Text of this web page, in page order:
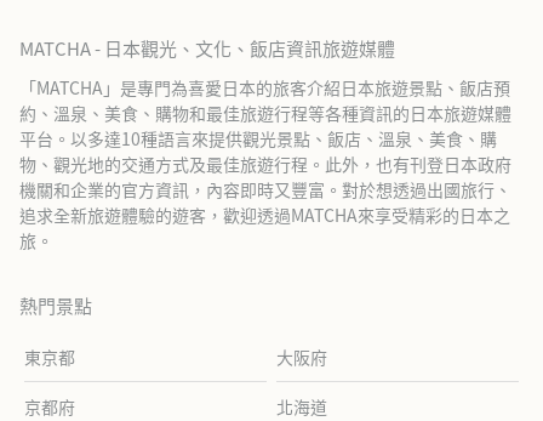
MATCHA - 日本觀光、文化、飯店資訊旅遊媒體
「MATCHA」是專門為喜愛日本的旅客介紹日本旅遊景點、飯店預
約、溫泉、美食、購物和最佳旅遊行程等各種資訊的日本旅遊媒體
平台。以多達10種語言來提供觀光景點、飯店、溫泉、美食、購
物、觀光地的交通方式及最佳旅遊行程。此外，也有刊登日本政府
機關和企業的官方資訊，內容即時又豐富。對於想透過出國旅行、
追求全新旅遊體驗的遊客，歡迎透過MATCHA來享受精彩的日本之
旅。
熱門景點
東京都 大阪府
京都府 北海道